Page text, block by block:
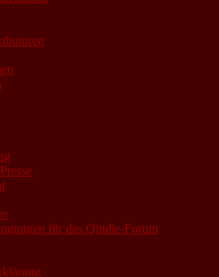
für das Qindie-Forum